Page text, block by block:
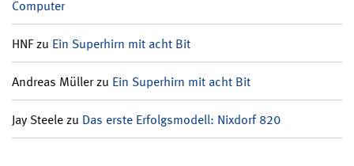
Computer
HNFzu Ein Superhirn mit acht Bit
Andreas Müllerzu Ein Superhirn mit acht Bit
Jay Steelezu Das erste Erfolgsmodell: Nixdorf 820